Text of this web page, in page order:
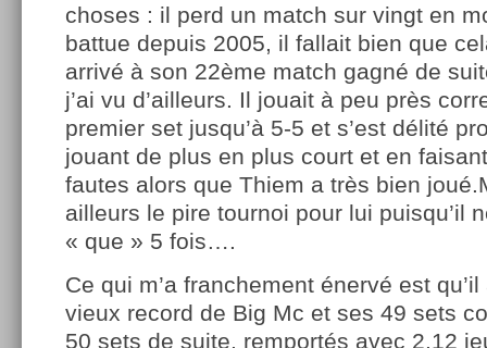
choses : il perd un match sur vingt en
battue depuis 2005, il fallait bien que
arrivé à son 22ème match gagné de
j’ai vu d’ailleurs. Il jouait à peu près
premier set jusqu’à 5-5 et s’est délité
jouant de plus en plus court et en
fautes alors que Thiem a très bien
ailleurs le pire tournoi pour lui puisqu’il
« que » 5 fois….
Ce qui m’a franchement énervé est
vieux record de Big Mc et ses 49 sets
50 sets de suite, remportés avec 2,12